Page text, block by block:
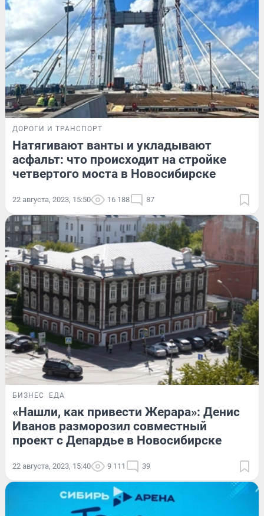
ДОРОГИ И ТРАНСПОРТ
Натягивают ванты и укладывают
асфальт: что происходит на стройке
четвертого моста в Новосибирске
22 августа, 2023, 15:50 16 188 87
БИЗНЕС ЕДА
«Нашли, как привести Жерара»: Денис
Иванов разморозил совместный
проект с Депардье в Новосибирске
22 августа, 2023, 15:40 9 111 39